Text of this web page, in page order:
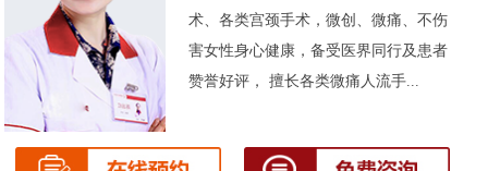
术、各类宫颈手术，微创、微痛、不伤
害女性身心健康，备受医界同行及患者
赞誉好评， 擅长各类微痛人流手...